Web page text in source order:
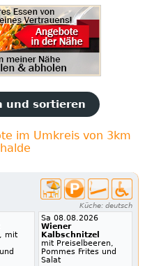
und sortieren
im Umkreis von 3km
Küche: deutsch
mit
Sa 08.08.2026
Wiener
Kalbschnitzel
mit Preiselbeeren,
Pommes Frites und
Salat